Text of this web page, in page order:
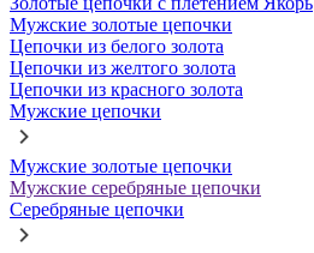
Мужские золотые цепочки
Цепочки из белого золота
Цепочки из желтого золота
Цепочки из красного золота
Мужские цепочки
Мужские золотые цепочки
Мужские серебряные цепочки
Серебряные цепочки